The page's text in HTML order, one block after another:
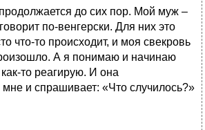
до сих пор. Мой муж –
по-венгерски. Для них это
что-то происходит, и моя свекровь
А я понимаю и начинаю
то реагирую. И она
мне и спрашивает: «Что случилось?»